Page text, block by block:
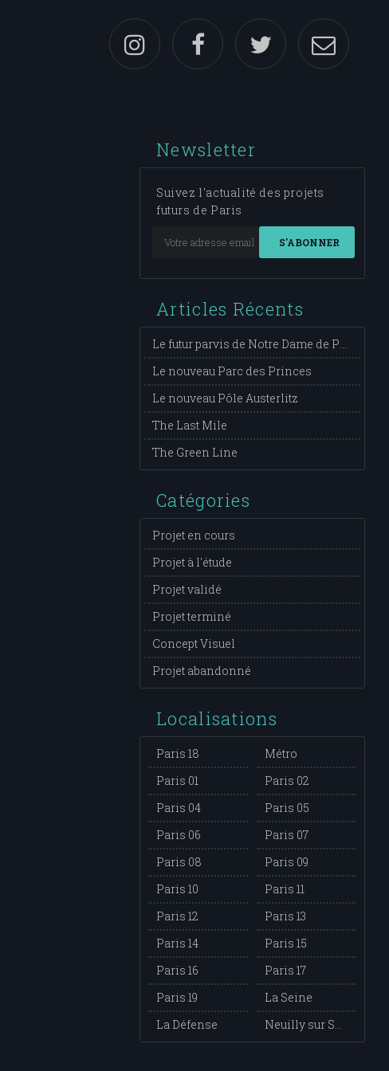
Newsletter
Suivez l'actualité des projets
futurs de Paris
S'ABONNER
Articles Récents
Le futur parvis de Notre Dame de Paris
Le nouveau Parc des Princes
Le nouveau Pôle Austerlitz
The Last Mile
The Green Line
Catégories
Projet en cours
Projet à l'étude
Projet validé
Projet terminé
Concept Visuel
Projet abandonné
Localisations
Paris 18
Métro
Paris 01
Paris 02
Paris 04
Paris 05
Paris 06
Paris 07
Paris 08
Paris 09
Paris 10
Paris 11
Paris 12
Paris 13
Paris 14
Paris 15
Paris 16
Paris 17
Paris 19
La Seine
La Défense
Neuilly sur Seine